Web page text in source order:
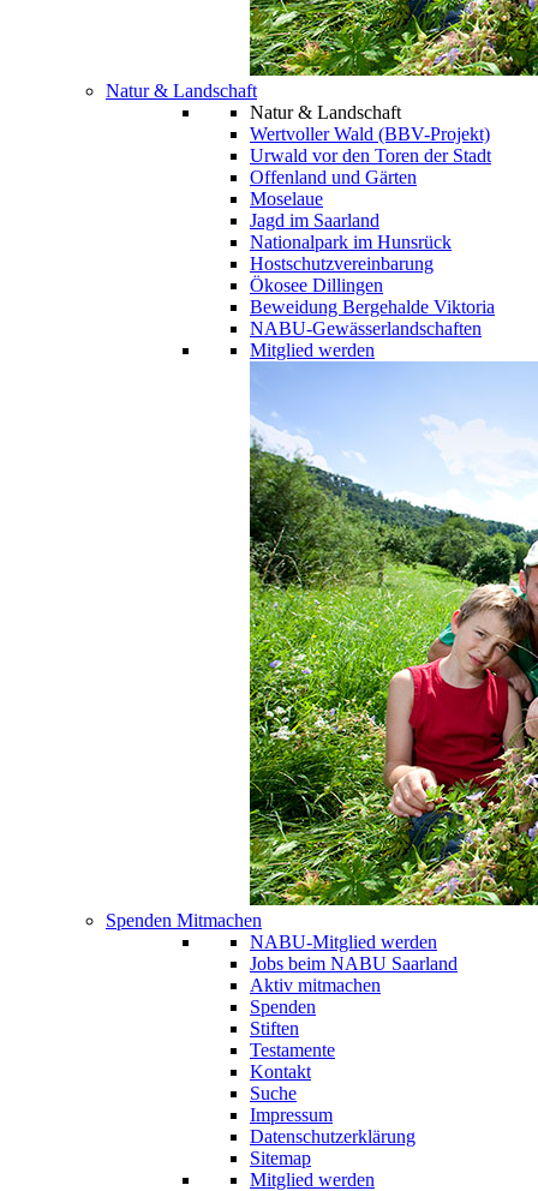
Natur & Landschaft
Natur & Landschaft
Wertvoller Wald (BBV-Projekt)
Urwald vor den Toren der Stadt
Offenland und Gärten
Moselaue
Jagd im Saarland
Nationalpark im Hunsrück
Hostschutzvereinbarung
Ökosee Dillingen
Beweidung Bergehalde Viktoria
NABU-Gewässerlandschaften
Mitglied werden
Spenden Mitmachen
NABU-Mitglied werden
Jobs beim NABU Saarland
Aktiv mitmachen
Spenden
Stiften
Testamente
Kontakt
Suche
Impressum
Datenschutzerklärung
Sitemap
Mitglied werden